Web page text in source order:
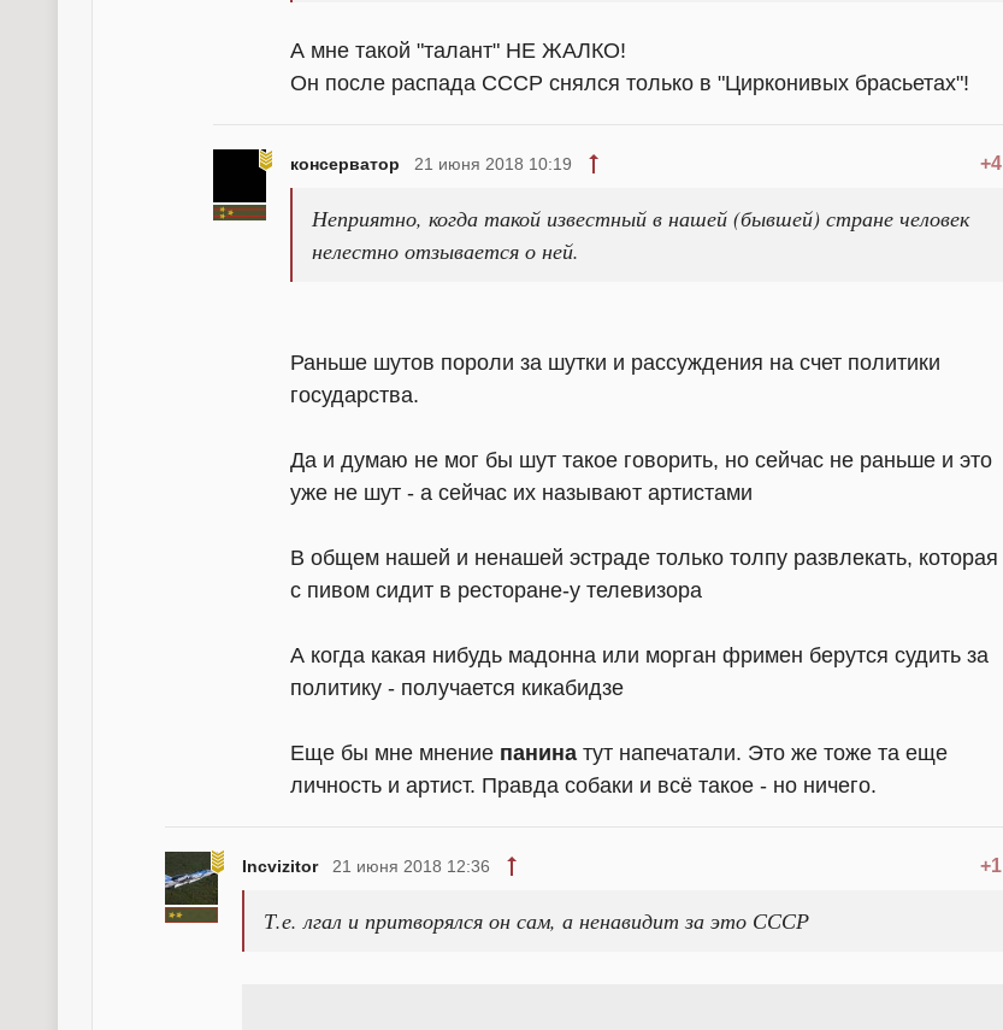
А мне такой "талант" НЕ ЖАЛКО!
Он после распада СССР снялся только в "Цирконивых брасьетах"!
консерватор +4
21 июня 2018 10:19
Неприятно, когда такой известный в нашей (бывшей) стране человек
нелестно отзывается о ней.
Раньше шутов пороли за шутки и рассуждения на счет политики
государства.
Да и думаю не мог бы шут такое говорить, но сейчас не раньше и это
уже не шут - а сейчас их называют артистами
В общем нашей и ненашей эстраде только толпу развлекать, которая
с пивом сидит в ресторане-у телевизора
А когда какая нибудь мадонна или морган фримен берутся судить за
политику - получается кикабидзе
Еще бы мне мнение панина тут напечатали. Это же тоже та еще
личность и артист. Правда собаки и всё такое - но ничего.
Incvizitor +1
21 июня 2018 12:36
Т.е. лгал и притворялся он сам, а ненавидит за это СССР